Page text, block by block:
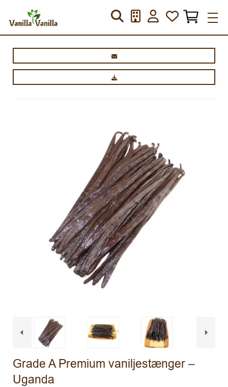
Grade A Premium vaniljestænger –
Uganda